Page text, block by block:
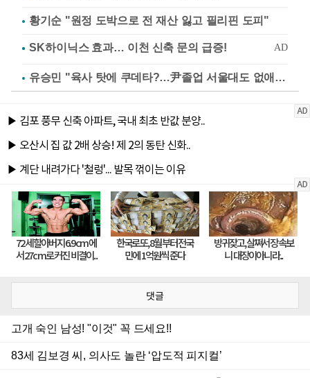
황기순 "원정 도박으로 전 재산 잃고 필리핀 도피"
유승민 "육사 탓에 쿠데타?…尹졸업 서울대도 없애나"
댓글